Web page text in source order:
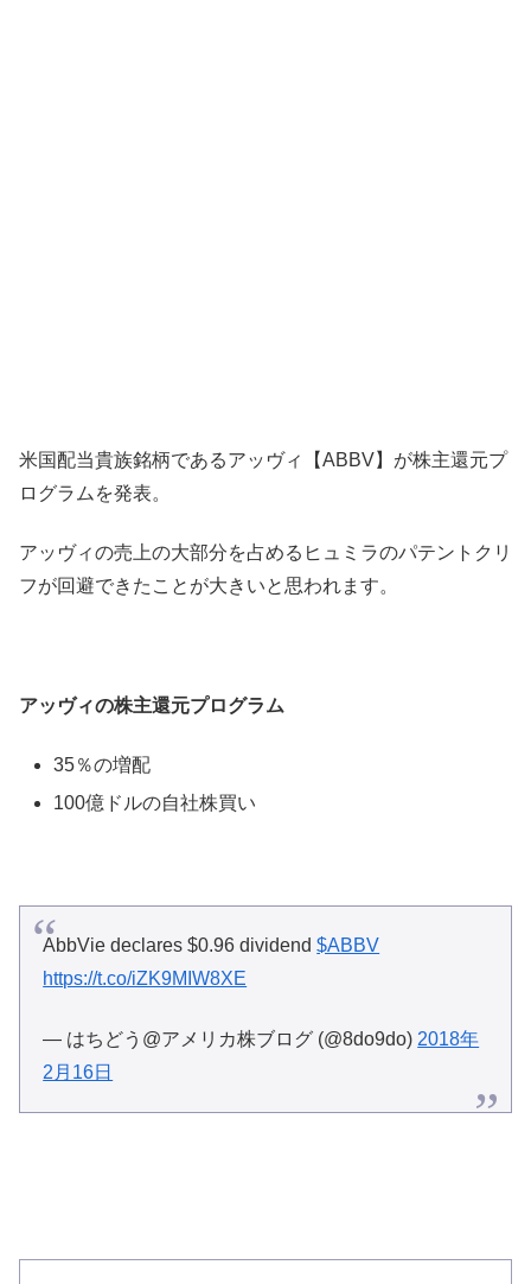
米国配当貴族銘柄であるアッヴィ【ABBV】が株主還元プ
ログラムを発表。
アッヴィの売上の大部分を占めるヒュミラのパテントクリ
フが回避できたことが大きいと思われます。
アッヴィの株主還元プログラム
35％の増配
100億ドルの自社株買い
AbbVie declares $0.96 dividend$ABBV
https://t.co/iZK9MIW8XE
— はちどう@アメリカ株ブログ (@8do9do) 2018年
2月16日